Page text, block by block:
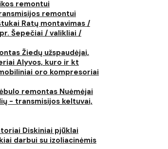
remontui
remontui
Ratų montavimas /
Šepečiai / valikliai /
Žiedų užspaudėjai,
Alyvos, kuro ir kt
oro kompresoriai
remontas Nuėmėjai
- transmisijos keltuvai,
Diskiniai pjūklai
darbui su izoliacinėmis